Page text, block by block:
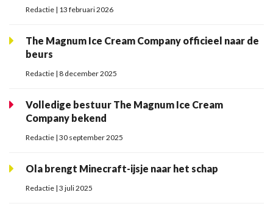
Redactie | 13 februari 2026
The Magnum Ice Cream Company officieel naar de
beurs
Redactie | 8 december 2025
Volledige bestuur The Magnum Ice Cream
Company bekend
Redactie | 30 september 2025
Ola brengt Minecraft-ijsje naar het schap
Redactie | 3 juli 2025